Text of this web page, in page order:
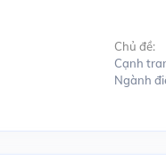
Chủ đề:
Cạnh
Ngành